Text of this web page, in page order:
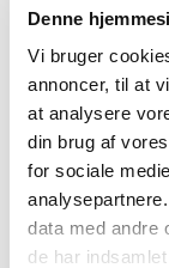
Denne
Vi bruger
annoncer, til at
at analysere
din brug af
for sociale
data med andre
de har
samarbejde
designet en
det
Grafisk design
VORES
Vi hjælper
nemme at